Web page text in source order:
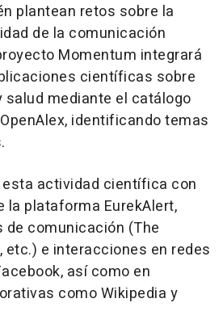
plantean retos sobre la
de la comunicación
Momentum integrará
científicas sobre
mediante el catálogo
identificando temas
actividad científica con
la plataforma EurekAlert,
comunicación (The
etc.) e interacciones en redes
así como en
como Wikipedia y